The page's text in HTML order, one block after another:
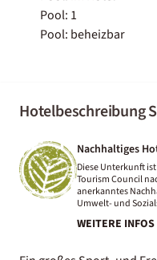
Pool: 1
Pool: beheizbar
Hotelbeschreibung
Nachhaltiges
Diese Unterkunft
Tourism Council
anerkanntes
Umwelt- und
WEITERE